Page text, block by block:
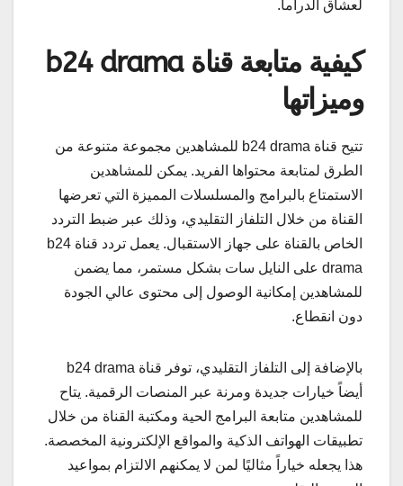
لعشاق الدراما.
كيفية متابعة قناة b24 drama
وميزاتها
تتيح قناة b24 drama للمشاهدين مجموعة متنوعة من
الطرق لمتابعة محتواها الفريد. يمكن للمشاهدين
الاستمتاع بالبرامج والمسلسلات المميزة التي تعرضها
القناة من خلال التلفاز التقليدي، وذلك عبر ضبط التردد
الخاص بالقناة على جهاز الاستقبال. يعمل تردد قناة b24
drama على النايل سات بشكل مستمر، مما يضمن
للمشاهدين إمكانية الوصول إلى محتوى عالي الجودة
دون انقطاع.
بالإضافة إلى التلفاز التقليدي، توفر قناة b24 drama
أيضاً خيارات جديدة ومرنة عبر المنصات الرقمية. يتاح
للمشاهدين متابعة البرامج الحية ومكتبة القناة من خلال
تطبيقات الهواتف الذكية والمواقع الإلكترونية المخصصة.
هذا يجعله خياراً مثاليًا لمن لا يمكنهم الالتزام بمواعيد